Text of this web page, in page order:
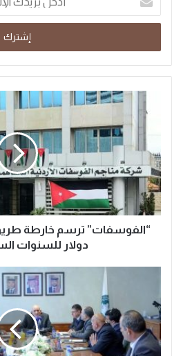
دولار للسنوات